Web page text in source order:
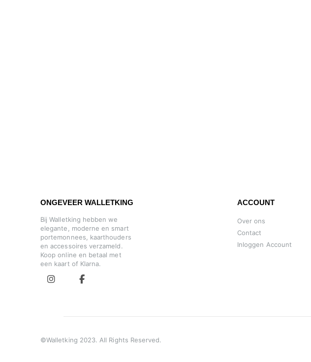
ONGEVEER WALLETKING
Bij Walletking hebben we
elegante, moderne en smart
portemonnees, kaarthouders
en accessoires verzameld.
Koop online en betaal met
een kaart of Klarna.
ACCOUNT
Over ons
Contact
Inloggen Account
©Walletking 2023. All Rights Reserved.